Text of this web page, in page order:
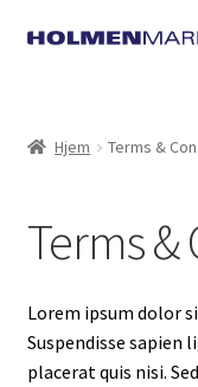
Hopp
Hopp
Hjem Terms &
Terms
Lorem ipsum dolor
Suspendisse
placerat quis nisi.